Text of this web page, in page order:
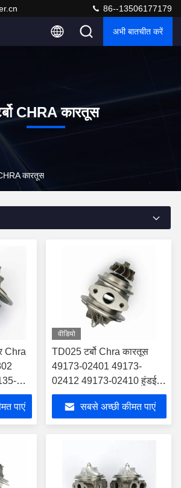
86--13506177179
अभी बातचीत करें
CHRA कारतूस
कारतूस
Chra
पाएं
वीडियो
TD025 टर्बो Chra कारतूस
49173-02401 49173-
02412 49173-02410 हुंडई
Elantra 2.0 CRDi 83Kw के
लिए
सबसे अच्छी कीमत पाएं